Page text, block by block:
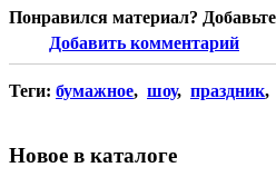
Понравился материал?
Добавить комментарий
Теги: бумажное, шоу, праздник,
Новое в каталоге